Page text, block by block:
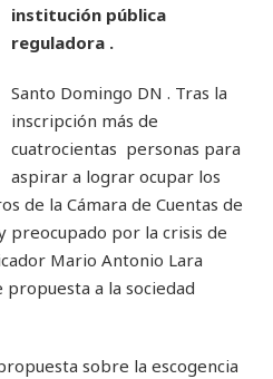
institución pública
reguladora .
Santo Domingo DN . Tras la
inscripción más de
cuatrocientas personas para
aspirar a lograr ocupar los
de la Cámara de Cuentas de
preocupado por la crisis de
Mario Antonio Lara
propuesta a la sociedad
sobre la escogencia